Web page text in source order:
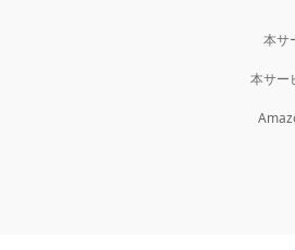
本サ
本サー